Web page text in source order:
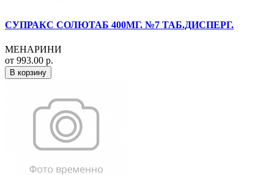
СУПРАКС СОЛЮТАБ 400МГ. №7 ТАБ.ДИСПЕРГ.
МЕНАРИНИ
от 993.00 р.
В корзину